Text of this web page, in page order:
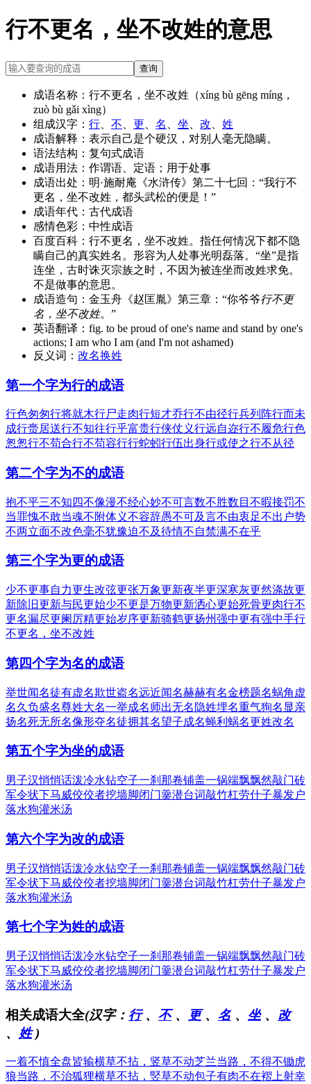
行不更名，坐不改姓的意思
查询
成语名称： 行不更名，坐不改姓（xíng bù gēng míng，
zuò bù gǎi xìng）
组成汉字： 行 不 更 名 坐 改
姓
成语解释： 表示自己是个硬汉，对别人毫无隐瞒。
语法结构： 复句式成语
成语用法： 作谓语、定语；用于处事
成语出处： 明·施耐庵《水浒传》第二十七回：“我行不
更名，坐不改姓，都头武松的便是！”
成语年代： 古代成语
感情色彩： 中性成语
百度百科： 行不更名，坐不改姓。指任何情况下都不隐
瞒自己的真实姓名。形容为人处事光明磊落。“坐”是指
连坐，古时诛灭宗族之时，不因为被连坐而改姓求免。
不是做事的意思。
成语造句： 金玉舟《赵匡胤》第三章：“你爷爷行不更
名，坐不改姓。”
英语翻译： fig. to be proud of one's name and stand by one's
actions; I am who I am (and I'm not ashamed)
反义词： 改名换姓
第一个字为行的成语
行色匆匆行将就木行尸走肉行短才乔行不由径行兵列阵行而未
成行赍居送行不知往行乎富贵行侠仗义行远自迩行不履危行色
怱怱行不苟合行不苟容行行蛇蚓 行伍出身行或使之行不从径
第二个字为不的成语
抱不平三不知 四不像漫不经心妙不可言数不胜数 目不暇接罚不
当罪愧不敢当魂不附体义不容辞愚不可及言不由衷足不出户势
不两立面不改色毫不犹豫迫不及待情不自禁满不在乎
第三个字为更的成语
少不更事自力更生改弦更张万象更新夜半更深寒灰更然涤故更
新除旧更新与民更始少不更是万物更新洒心更始死骨更肉行不
更名漏尽更阑 厉精更始岁序更新骑鹤更扬州强中更有强中手行
不更名，坐不改姓
第四个字为名的成语
举世闻名徒有虚名欺世盗名远近闻名赫赫有名金榜题名蜗角虚
名久负盛名尊姓大名一举成名师出无名 隐姓埋名重气狥名 显亲
扬名死无所名像形夺名徒拥其名望子成名蝇利蜗名更姓改名
第五个字为坐的成语
男子汉悄悄话泼冷水钻空子一刹那卷铺盖一锅端飘飘然敲门砖
军令状下马威佼佼者挖墙脚闭门羹潜台词敲竹杠劳什子暴发户
落水狗灌米汤
第六个字为改的成语
男子汉悄悄话泼冷水钻空子一刹那卷铺盖一锅端飘飘然敲门砖
军令状下马威佼佼者挖墙脚闭门羹潜台词敲竹杠劳什子暴发户
落水狗灌米汤
第七个字为姓的成语
男子汉悄悄话泼冷水钻空子一刹那卷铺盖一锅端飘飘然敲门砖
军令状下马威佼佼者挖墙脚闭门羹潜台词敲竹杠劳什子暴发户
落水狗灌米汤
相关成语大全(汉字： 行、 不、 更、 名、 坐、 改
、 姓)
一着不慎全盘皆输横草不拈，竖草不动芝兰当路，不得不锄虎
狼当路，不治狐狸横草不拈，竪草不动包子有肉不在褶上射幸